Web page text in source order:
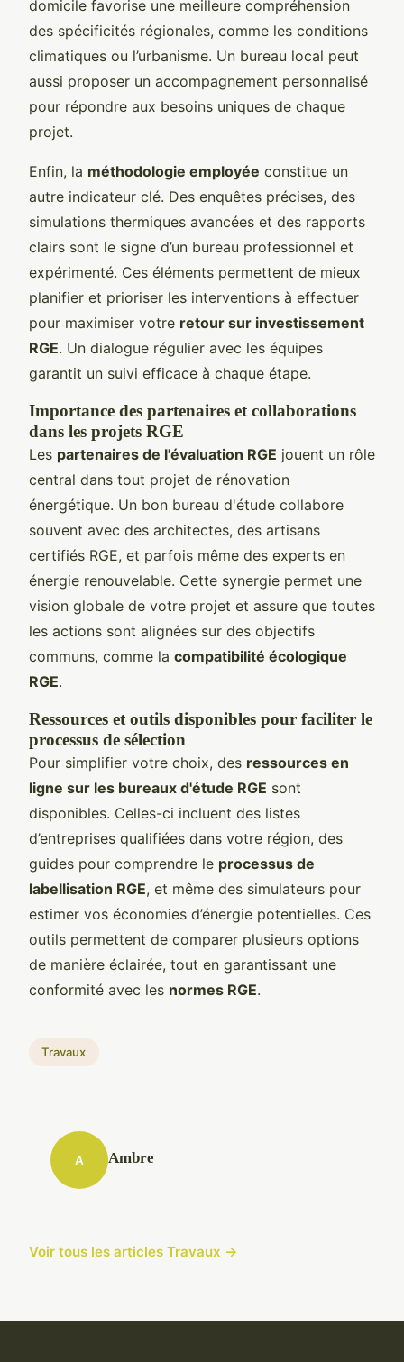
domicile favorise une meilleure compréhension
des spécificités régionales, comme les conditions
climatiques ou l’urbanisme. Un bureau local peut
aussi proposer un accompagnement personnalisé
pour répondre aux besoins uniques de chaque
projet.
Enfin, la méthodologie employée constitue un
autre indicateur clé. Des enquêtes précises, des
simulations thermiques avancées et des rapports
clairs sont le signe d’un bureau professionnel et
expérimenté. Ces éléments permettent de mieux
planifier et prioriser les interventions à effectuer
pour maximiser votre retour sur investissement
RGE. Un dialogue régulier avec les équipes
garantit un suivi efficace à chaque étape.
Importance des partenaires et collaborations
dans les projets RGE
Les partenaires de l'évaluation RGE jouent un rôle
central dans tout projet de rénovation
énergétique. Un bon bureau d'étude collabore
souvent avec des architectes, des artisans
certifiés RGE, et parfois même des experts en
énergie renouvelable. Cette synergie permet une
vision globale de votre projet et assure que toutes
les actions sont alignées sur des objectifs
communs, comme la compatibilité écologique
RGE.
Ressources et outils disponibles pour faciliter le
processus de sélection
Pour simplifier votre choix, des ressources en
ligne sur les bureaux d'étude RGE sont
disponibles. Celles-ci incluent des listes
d’entreprises qualifiées dans votre région, des
guides pour comprendre le processus de
labellisation RGE, et même des simulateurs pour
estimer vos économies d’énergie potentielles. Ces
outils permettent de comparer plusieurs options
de manière éclairée, tout en garantissant une
conformité avec les normes RGE.
Travaux
A Ambre
Voir tous les articles Travaux →